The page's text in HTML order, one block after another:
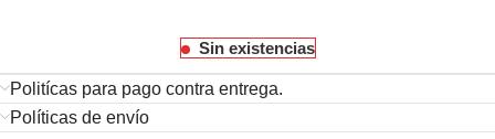
Sin existencias
Politícas para pago contra entrega.
Políticas de envío